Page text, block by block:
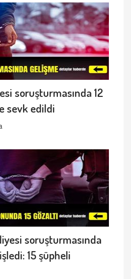
soruşturmasında 12
sevk edildi
soruşturmasında
15 şüpheli